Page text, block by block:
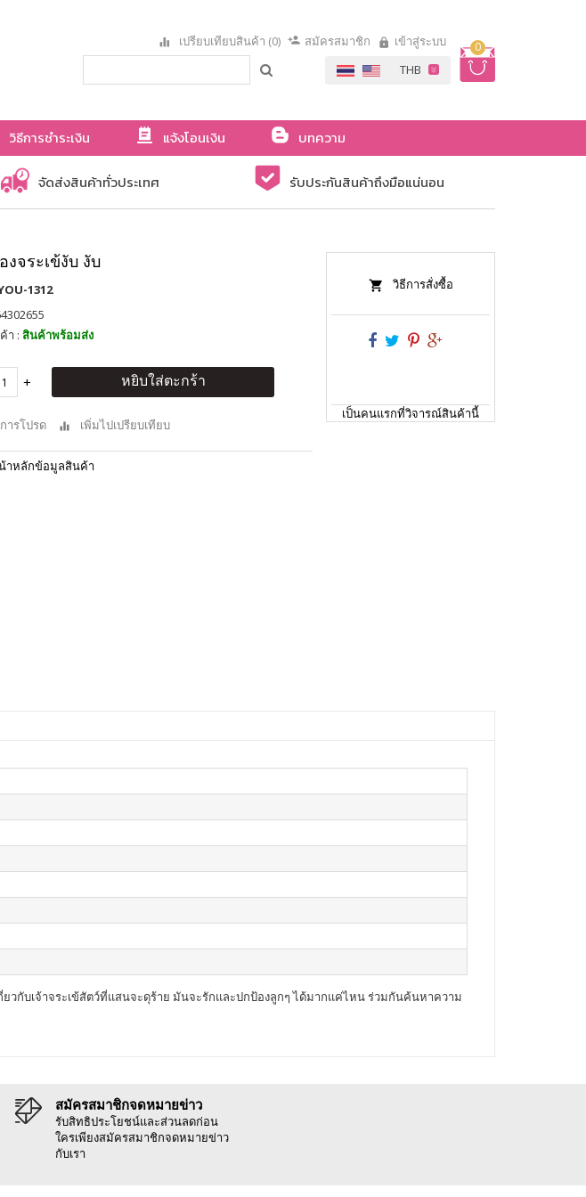
0
เปรียบเทียบสินค้า (0) สมัครสมาชิก เข้าสู่ระบบ
วิธีการชำระเงิน แจ้งโอนเงิน
บทความ
จัดส่งสินค้าทั่วประเทศ รับประกันสินค้าถึงมือแน่นอน
จระเข้งับ งับ
1312
า : สินค้าพร้อมส่ง
หยิบใส่ตะกร้า
ารโปรด เพิ่มไปเปรียบเทียบ
าหลักข้อมูลสินค้า
วิธีการสั่งซื้อ
เป็นคนแรกที่วิจารณ์สินค้านี้
วกับเจ้าจระเข้สัตว์ที่แสนจะดุร้าย มันจะรักและปกป้องลูกๆ ได้มากแค่ไหน ร่วมกันค้นหาความ
สมัครสมาชิกจดหมายข่าว
รับสิทธิประโยชน์และส่วนลดก่อน
ใครเพียงสมัครสมาชิกจดหมายข่าว
กับเรา